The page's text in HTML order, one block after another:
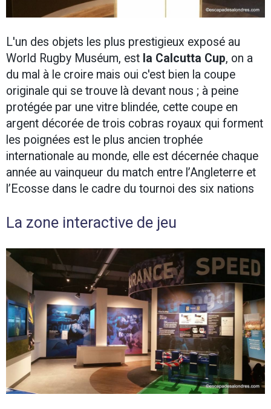
L'un des objets les plus prestigieux exposé au
World Rugby Muséum, est la Calcutta Cup, on a
du mal à le croire mais oui c'est bien la coupe
originale qui se trouve là devant nous ; à peine
protégée par une vitre blindée, cette coupe en
argent décorée de trois cobras royaux qui forment
les poignées est le plus ancien trophée
internationale au monde, elle est décernée chaque
année au vainqueur du match entre l’Angleterre et
l’Ecosse dans le cadre du tournoi des six nations
La zone interactive de jeu